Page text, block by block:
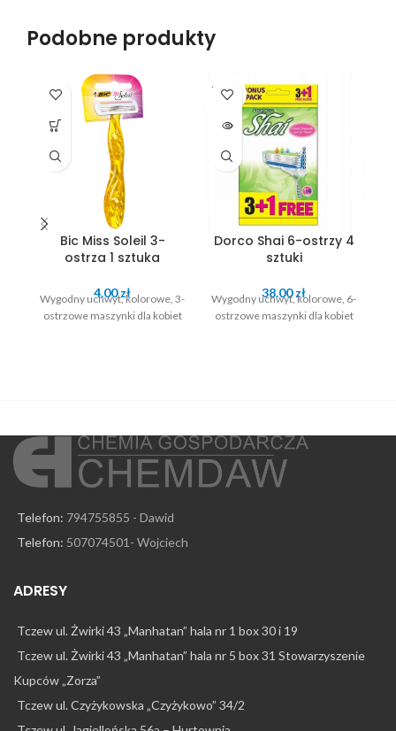
Podobne produkty
Bic Miss Soleil 3-
ostrza 1 sztuka
4.00zł
Wygodny uchwyt, kolorowe, 3-
ostrzowe maszynki dla kobiet
SOLD
OUT
Dorco Shai 6-ostrzy 4
sztuki
38.00zł
Wygodny uchwyt, kolorowe, 6-
ostrzowe maszynki dla kobiet
Telefon: 794755855 - Dawid
Telefon: 507074501- Wojciech
ADRESY
Tczew ul. Żwirki 43 „Manhatan” hala nr 1 box 30 i 19
Tczew ul. Żwirki 43 „Manhatan” hala nr 5 box 31 Stowarzyszenie
Kupców „Zorza”
Tczew ul. Czyżykowska „Czyżykowo” 34/2